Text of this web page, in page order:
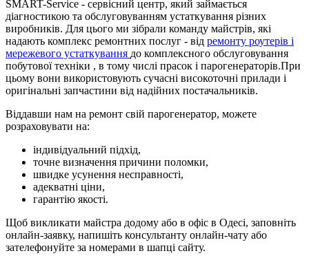
SMART-Service - сервісний центр, який займається
діагностикою та обслуговуванням устаткування різних
виробників. Для цього ми зібрали команду майстрів, які
надають комплекс ремонтних послуг - від ремонту роутерів і
мережевого устаткування до комплексного обслуговування
побутової техніки , в тому числі прасок і парогенераторів.При
цьому вони використовують сучасні високоточні прилади і
оригінальні запчастини від надійних постачальників.
Віддавши нам на ремонт свій парогенератор, можете
розраховувати на:
індивідуальний підхід,
точне визначення причини поломки,
швидке усунення несправності,
адекватні ціни,
гарантію якості.
Щоб викликати майстра додому або в офіс в Одесі, заповніть
онлайн-заявку, напишіть консультанту онлайн-чату або
зателефонуйте за номерами в шапці сайту.